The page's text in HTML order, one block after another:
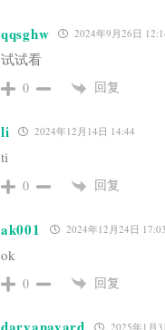
qqsghw 2024年9月26日
试试看
0 回复
li 2024年12月14日 14:44
ti
0 回复
ak001 2024年12月24日 17:03
ok
0 回复
2025年1月